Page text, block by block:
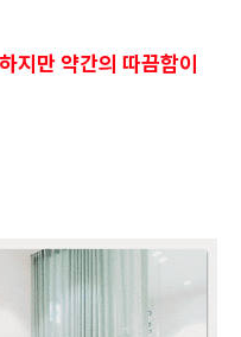
지만 약간의 따끔함이